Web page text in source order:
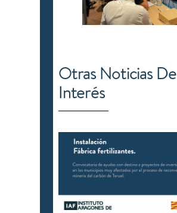
Otras Noticias De
Interés